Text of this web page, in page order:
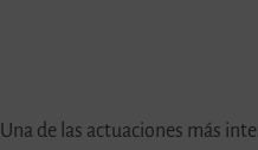
Una de las actuaciones más